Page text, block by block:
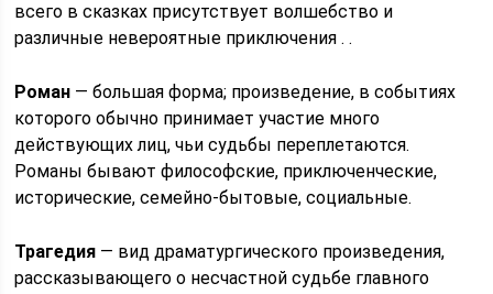
всего в сказках присутствует волшебство и
различные невероятные приключения . .
Роман — большая форма; произведение, в событиях
которого обычно принимает участие много
действующих лиц, чьи судьбы переплетаются.
Романы бывают философские, приключенческие,
исторические, семейно-бытовые, социальные.
Трагедия — вид драматургического произведения,
рассказывающего о несчастной судьбе главного